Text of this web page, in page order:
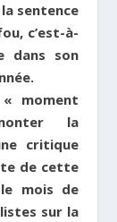
sentence
c’est-à-
dans son
moment
la
critique
de cette
mois de
sur la